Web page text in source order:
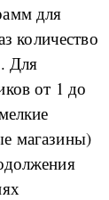
для
количество
Для
от 1 до
магазины)